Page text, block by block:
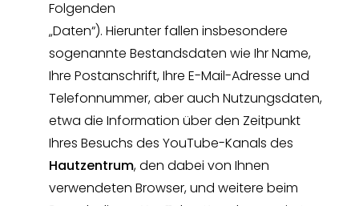
Folgenden
„Daten“). Hierunter fallen insbesondere
sogenannte Bestandsdaten wie Ihr Name,
Ihre Postanschrift, Ihre E-Mail-Adresse und
Telefonnummer, aber auch Nutzungsdaten,
etwa die Information über den Zeitpunkt
Ihres Besuchs des YouTube-Kanals des
Hautzentrum, den dabei von Ihnen
verwendeten Browser, und weitere beim